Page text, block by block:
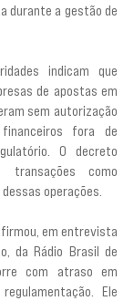
durante a gestão de
indicam que
de apostas em
sem autorização
fora de
O decreto
transações como
operações.
em entrevista
da Rádio Brasil de
com atraso em
Ele